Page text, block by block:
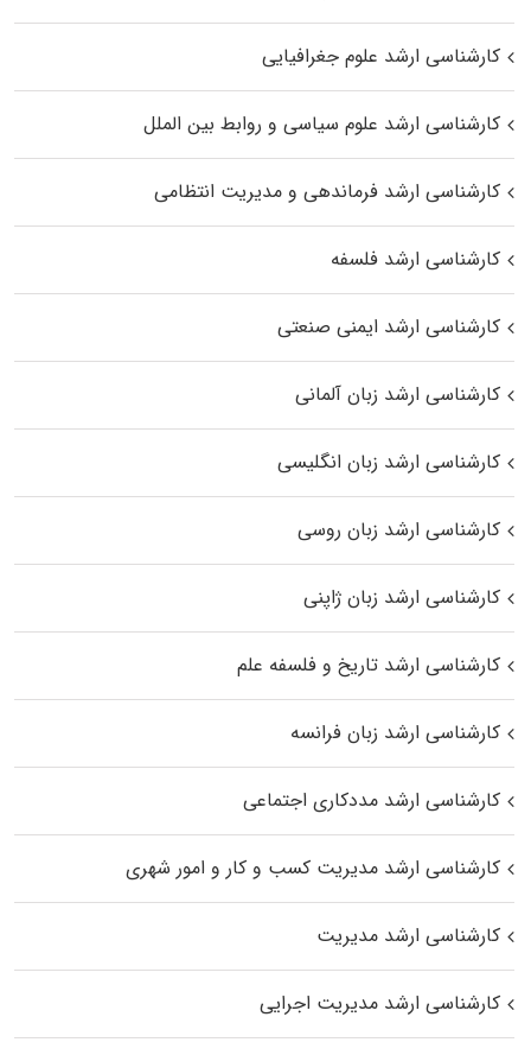
کارشناسی ارشد علوم جغرافیایی
کارشناسی ارشد علوم سیاسی و روابط بین الملل
کارشناسی ارشد فرماندهی و مدیریت انتظامی
کارشناسی ارشد فلسفه
کارشناسی ارشد ایمنی صنعتی
کارشناسی ارشد زبان آلمانی
کارشناسی ارشد زبان انگلیسی
کارشناسی ارشد زبان روسی
کارشناسی ارشد زبان ژاپنی
کارشناسی ارشد تاریخ و فلسفه علم
کارشناسی ارشد زبان فرانسه
کارشناسی ارشد مددکاری اجتماعی
کارشناسی ارشد مدیریت کسب و کار و امور شهری
کارشناسی ارشد مدیریت
کارشناسی ارشد مدیریت اجرایی